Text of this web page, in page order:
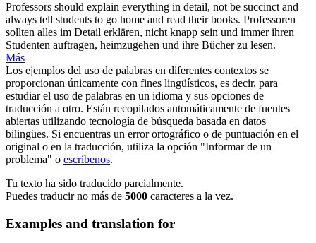
Professors should explain everything in detail, not be succinct and
always tell students to go home and read their books. Professoren
sollten alles im Detail erklären, nicht knapp sein und immer ihren
Studenten auftragen, heimzugehen und ihre Bücher zu lesen.
Más
Los ejemplos del uso de palabras en diferentes contextos se
proporcionan únicamente con fines lingüísticos, es decir, para
estudiar el uso de palabras en un idioma y sus opciones de
traducción a otro. Están recopilados automáticamente de fuentes
abiertas utilizando tecnología de búsqueda basada en datos
bilingües. Si encuentras un error ortográfico o de puntuación en el
original o en la traducción, utiliza la opción "Informar de un
problema" o escríbenos.
Tu texto ha sido traducido parcialmente.
Puedes traducir no más de 5000 caracteres a la vez.
Examples and translation for